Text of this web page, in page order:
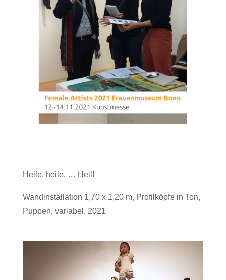
Heile, heile, … Heil!
Wandinstallation 1,70 x 1,20 m, Profilköpfe in Ton,
Puppen, variabel, 2021